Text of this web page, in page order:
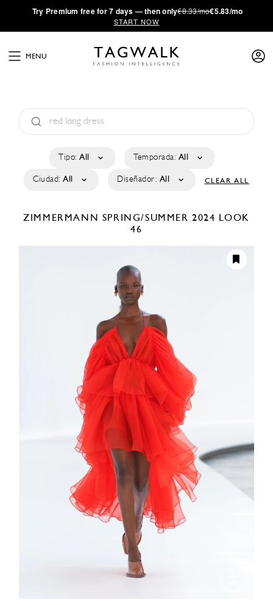
·Try Premium free for 7 days — then only€8.33/mo€5.83/mo
START NOW
MENU
Tipo: All Temporada: All
Ciudad: All Diseñador: All CLEAR ALL
ZIMMERMANN SPRING/SUMMER 2024 LOOK
46